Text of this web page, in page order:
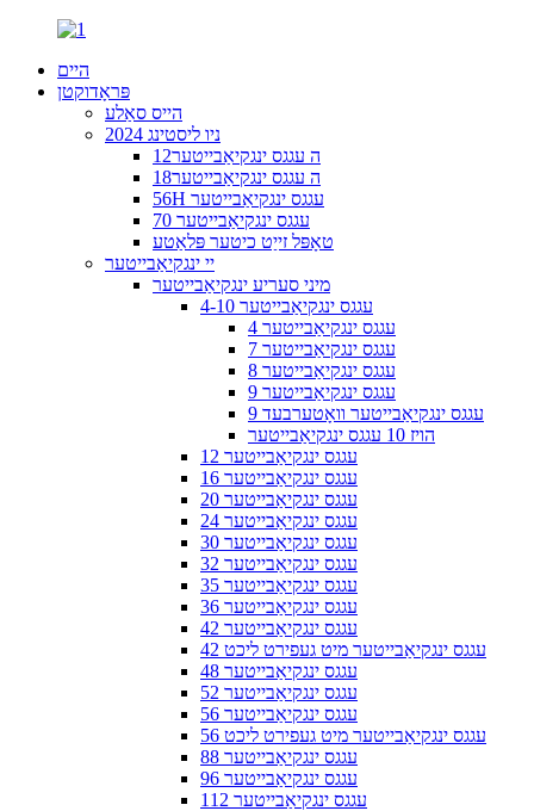
היים
פּראָדוקטן
הייס סאַלע
2024 ניו ליסטינג
12ה עגגס ינגקיאַבייטער
18ה עגגס ינגקיאַבייטער
56H עגגס ינגקיאַבייטער
70 עגגס ינגקיאַבייטער
טאָפּל זייַט כיטער פּלאַטע
יי ינגקיאַבייטער
מיני סעריע ינגקיאַבייטער
4-10 עגגס ינגקיאַבייטער
4 עגגס ינגקיאַבייטער
7 עגגס ינגקיאַבייטער
8 עגגס ינגקיאַבייטער
9 עגגס ינגקיאַבייטער
9 עגגס ינגקיאַבייטער וואָטערבעד
הויז 10 עגגס ינגקיאַבייטער
12 עגגס ינגקיאַבייטער
16 עגגס ינגקיאַבייטער
20 עגגס ינגקיאַבייטער
24 עגגס ינגקיאַבייטער
30 עגגס ינגקיאַבייטער
32 עגגס ינגקיאַבייטער
35 עגגס ינגקיאַבייטער
36 עגגס ינגקיאַבייטער
42 עגגס ינגקיאַבייטער
42 עגגס ינגקיאַבייטער מיט געפירט ליכט
48 עגגס ינגקיאַבייטער
52 עגגס ינגקיאַבייטער
56 עגגס ינגקיאַבייטער
56 עגגס ינגקיאַבייטער מיט געפירט ליכט
88 עגגס ינגקיאַבייטער
96 עגגס ינגקיאַבייטער
112 עגגס ינגקיאַבייטער